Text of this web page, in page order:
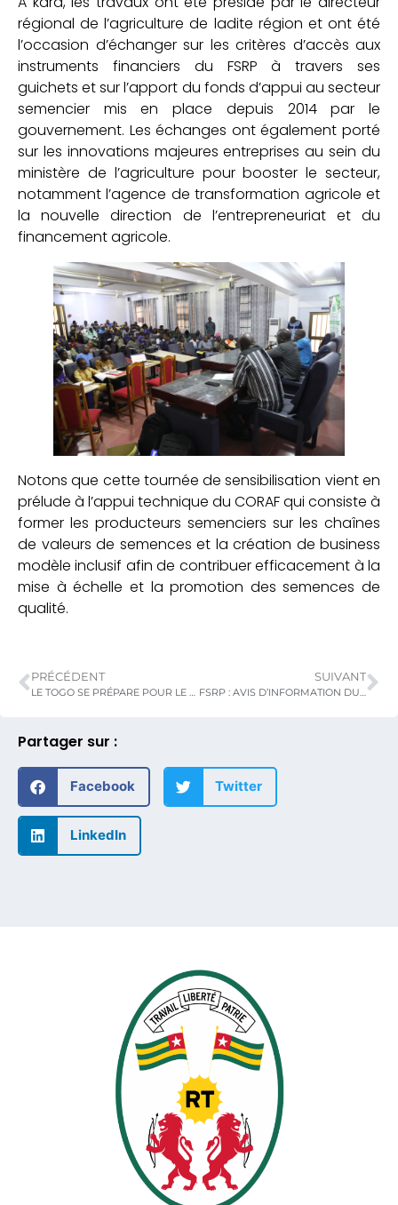
Partager sur :
Facebook Twitter
LinkedIn
régional de l’agriculture de ladite région et ont été
l’occasion d’échanger sur les critères d’accès aux
instruments financiers du FSRP à travers ses
guichets et sur l’apport du fonds d’appui au secteur
semencier mis en place depuis 2014 par le
gouvernement. Les échanges ont également porté
sur les innovations majeures entreprises au sein du
ministère de l’agriculture pour booster le secteur,
notamment l’agence de transformation agricole et
la nouvelle direction de l’entrepreneuriat et du
financement agricole.
Notons que cette tournée de sensibilisation vient en
prélude à l’appui technique du CORAF qui consiste à
former les producteurs semenciers sur les chaînes
de valeurs de semences et la création de business
modèle inclusif afin de contribuer efficacement à la
mise à échelle et la promotion des semences de
qualité.
PRÉCÉDENT
LE TOGO SE PRÉPARE POUR LE SOMMET DES SYSTÈMES ALIMENTAIRES DE L’ONU PRÉVU DU 24 AU 26 JUILLET A ROME
SUIVANT
FSRP : AVIS D’INFORMATION DU PUBLIC SUR LE PLAN D’ENGAGEMENT ENVIRONNEMENTAL ET SOCIAL (PEES), Phase 1 GAFSP TOGO